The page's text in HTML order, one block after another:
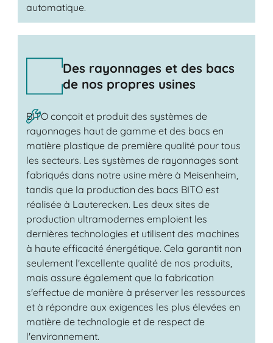
automatique.
Des rayonnages et des bacs
de nos propres usines
BITO conçoit et produit des systèmes de
rayonnages haut de gamme et des bacs en
matière plastique de première qualité pour tous
les secteurs. Les systèmes de rayonnages sont
fabriqués dans notre usine mère à Meisenheim,
tandis que la production des bacs BITO est
réalisée à Lauterecken. Les deux sites de
production ultramodernes emploient les
dernières technologies et utilisent des machines
à haute efficacité énergétique. Cela garantit non
seulement l'excellente qualité de nos produits,
mais assure également que la fabrication
s'effectue de manière à préserver les ressources
et à répondre aux exigences les plus élevées en
matière de technologie et de respect de
l'environnement.